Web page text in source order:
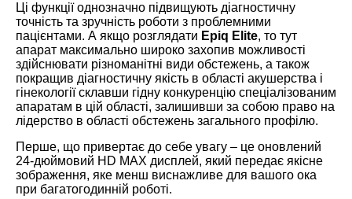
Ці функції однозначно підвищують діагностичну
точність та зручність роботи з проблемними
пацієнтами. А якщо розглядати Epiq Elite, то тут
апарат максимально широко захопив можливості
здійснювати різноманітні види обстежень, а також
покращив діагностичну якість в області акушерства і
гінекології склавши гідну конкуренцію спеціалізованим
апаратам в цій області, залишивши за собою право на
лідерство в області обстежень загального профілю.
Перше, що привертає до себе увагу – це оновлений
24-дюймовий HD MAX дисплей, який передає якісне
зображення, яке менш виснажливе для вашого ока
при багатогодинній роботі.